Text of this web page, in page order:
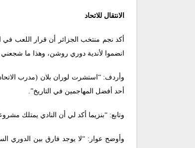
الانتقال للاتحاد
أكد نجم منتخب الجزائر أن قرار اللعب في
انضموا لأندية دوري روشن، وهذا ما
وأردف: “استشرت لوران بلان (مدرب
أحد أفضل المهاجمين في التاريخ”.
وتابع: “بنزيما أكد لي أن النادي يمتلك
وأوضح عوار: “لا يوجد فارق بين الدوري